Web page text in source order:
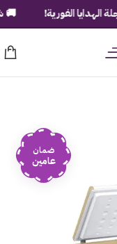
ضمان
عامين
🚚 شحن